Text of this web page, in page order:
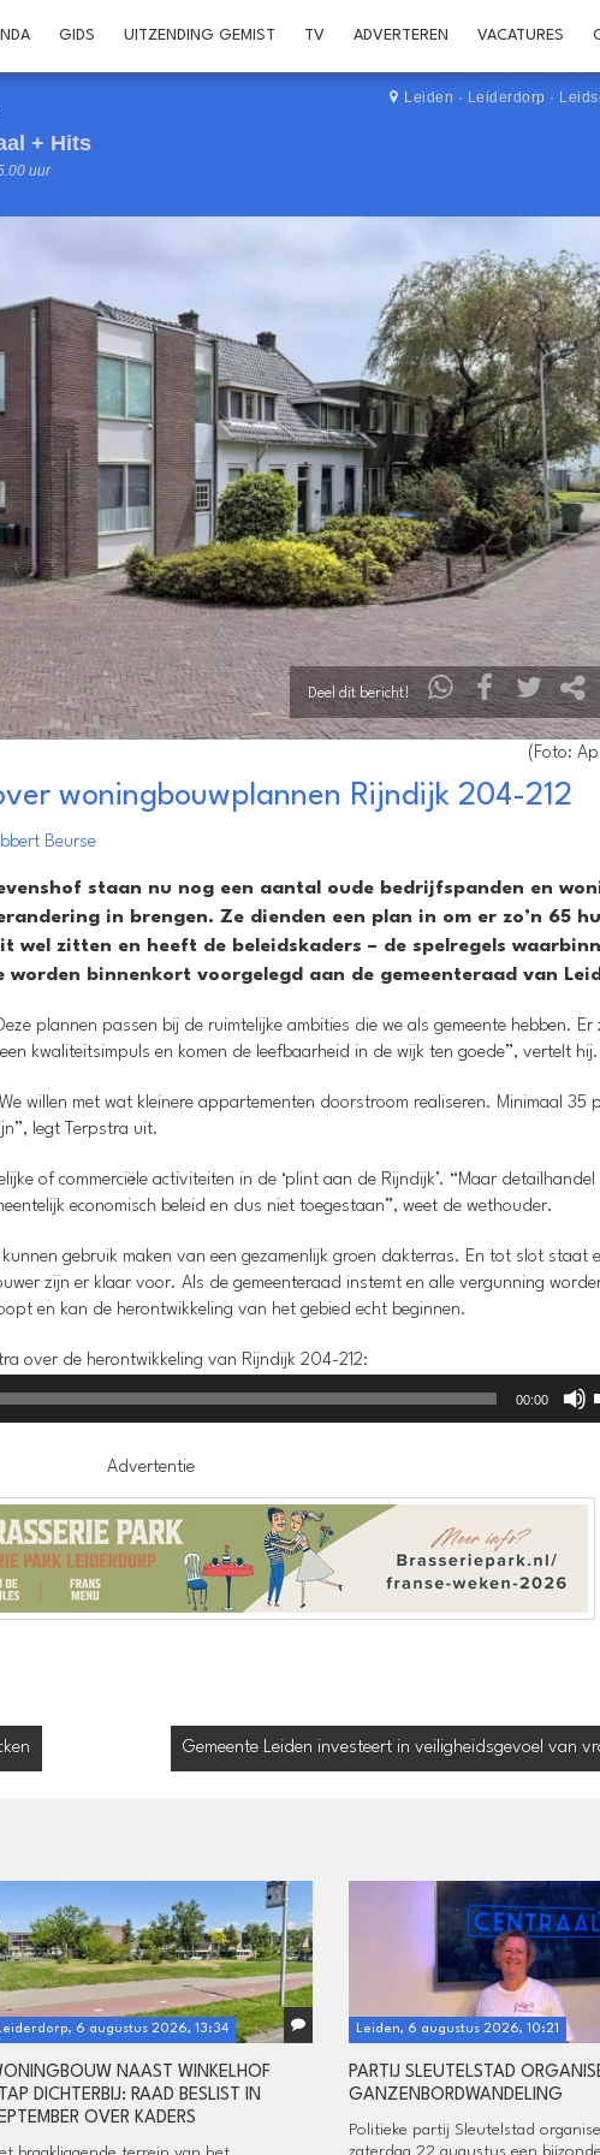
GIDS UITZENDING GEMIST TV ADVERTEREN VACATURES
+ Hits
uur
Leiden · Leiderdorp ·
Deel dit bericht!
(Foto:
woningbouwplannen Rijndijk 204-212
Beurse
staan nu nog een aantal oude bedrijfspanden en
in brengen. Ze dienden een plan in om er zo’n 65
wel zitten en heeft de beleidskaders – de spelregels
worden binnenkort voorgelegd aan de gemeenteraad van
plannen passen bij de ruimtelijke ambities die we als gemeente hebben. Er
kwaliteitsimpuls en komen de leefbaarheid in de wijk ten goede”, vertelt hij.
willen met wat kleinere appartementen doorstroom realiseren. Minimaal 35
legt Terpstra uit.
of commerciële activiteiten in de ‘plint aan de Rijndijk’. “Maar detailhandel
economisch beleid en dus niet toegestaan”, weet de wethouder.
gebruik maken van een gezamenlijk groen dakterras. En tot slot staat
zijn er klaar voor. Als de gemeenteraad instemt en alle vergunning
en kan de herontwikkeling van het gebied echt beginnen.
over de herontwikkeling van Rijndijk 204-212:
00:00
te
Advertentie
Gemeente Leiden investeert in veiligheidsgevoel van
6 augustus 2026, 13:34
NAAST WINKELHOF
DICHTERBIJ: RAAD BESLIST IN
OVER KADERS
Leiden, 6 augustus 2026, 10:21
PARTIJ SLEUTELSTAD
GANZENBORDWANDELING
Politieke partij Sleutelstad
zaterdag 22 augustus een